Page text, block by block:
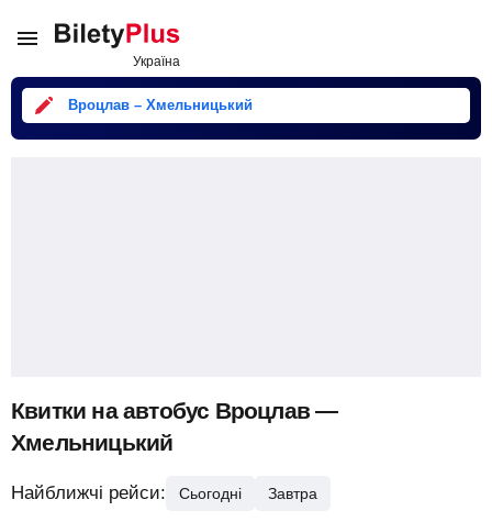
Вроцлав – Хмельницький
Квитки на автобус Вроцлав —
Хмельницький
Найближчі рейси: Сьогодні Завтра